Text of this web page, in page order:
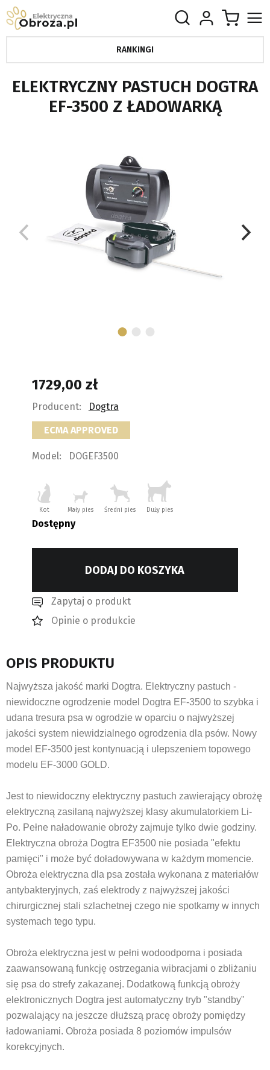
RANKINGI
ELEKTRYCZNY PASTUCH DOGTRA
EF-3500 Z ŁADOWARKĄ
Producent: Dogtra
ECMA APPROVED
Model: DOGEF3500
Kot Mały pies Średni pies Duży pies
1729,00 zł
Dostępny
DODAJ DO KOSZYKA
Zapytaj o produkt
Opinie o produkcie
OPIS PRODUKTU
Najwyższa jakość marki Dogtra. Elektryczny pastuch -
niewidoczne ogrodzenie model Dogtra EF-3500 to szybka i
udana tresura psa w ogrodzie w oparciu o najwyższej
jakości system niewidzialnego ogrodzenia dla psów. Nowy
model EF-3500 jest kontynuacją i ulepszeniem topowego
modelu EF-3000 GOLD.
Jest to niewidoczny elektryczny pastuch zawierający obrożę
elektryczną zasilaną najwyższej klasy akumulatorkiem Li-
Po. Pełne naładowanie obroży zajmuje tylko dwie godziny.
Elektryczna obroża Dogtra EF3500 nie posiada "efektu
pamięci" i może być doładowywana w każdym momencie.
Obroża elektryczna dla psa została wykonana z materiałów
antybakteryjnych, zaś elektrody z najwyższej jakości
chirurgicznej stali szlachetnej czego nie spotkamy w innych
systemach tego typu.
Obroża elektryczna jest w pełni wodoodporna i posiada
zaawansowaną funkcję ostrzegania wibracjami o zbliżaniu
się psa do strefy zakazanej. Dodatkową funkcją obroży
elektronicznych Dogtra jest automatyczny tryb "standby"
pozwalający na jeszcze dłuższą pracę obroży pomiędzy
ładowaniami. Obroża posiada 8 poziomów impulsów
korekcyjnych.